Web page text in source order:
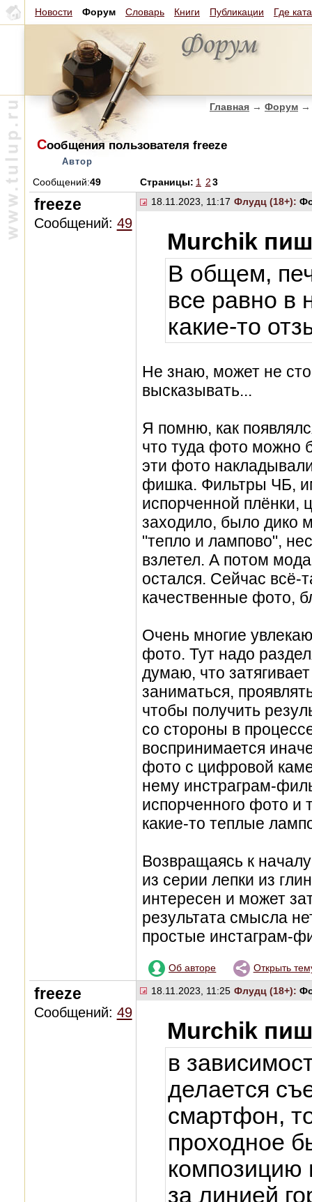
Новости Форум Словарь Книги Публикации Где
Главная → Форум →
Сообщения пользователя freeze
Автор
Сообщений:49 Страницы: 1 2 3
freeze
Сообщений: 49
18.11.2023, 11:17 Флудц (18+):
Murchik
В общем,
все равно в
какие-то
Не знаю, может не
высказывать...
Я помню, как
что туда фото можно
эти фото
фишка. Фильтры ЧБ,
испорченной плёнки,
заходило, было дико
"тепло и лампово",
взлетел. А потом
остался. Сейчас всё-
качественные фото,
Очень многие
фото. Тут надо
думаю, что
заниматься,
чтобы получить
со стороны в
воспринимается
фото с цифровой
нему инстраграм-
испорченного фото и
какие-то теплые
Возвращаясь к
из серии лепки из
интересен и может
результата смысла
простые инстаграм-
Об авторе Открыть
freeze
Сообщений: 49
18.11.2023, 11:25 Флудц (18+):
Murchik
в
делается
смартфон,
проходное
композицию
за линией